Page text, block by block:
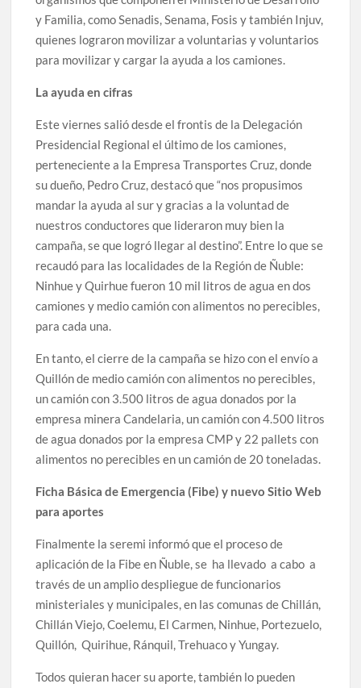
y Familia, como Senadis, Senama, Fosis y también Injuv,
quienes lograron movilizar a voluntarias y voluntarios
para movilizar y cargar la ayuda a los camiones.
La ayuda en cifras
Este viernes salió desde el frontis de la Delegación
Presidencial Regional el último de los camiones,
perteneciente a la Empresa Transportes Cruz, donde
su dueño, Pedro Cruz, destacó que “nos propusimos
mandar la ayuda al sur y gracias a la voluntad de
nuestros conductores que lideraron muy bien la
campaña, se que logró llegar al destino”. Entre lo que se
recaudó para las localidades de la Región de Ñuble:
Ninhue y Quirhue fueron 10 mil litros de agua en dos
camiones y medio camión con alimentos no perecibles,
para cada una.
En tanto, el cierre de la campaña se hizo con el envío a
Quillón de medio camión con alimentos no perecibles,
un camión con 3.500 litros de agua donados por la
empresa minera Candelaria, un camión con 4.500 litros
de agua donados por la empresa CMP y 22 pallets con
alimentos no perecibles en un camión de 20 toneladas.
Ficha Básica de Emergencia (Fibe) y nuevo Sitio Web
para aportes
Finalmente la seremi informó que el proceso de
aplicación de la Fibe en Ñuble, se ha llevado a cabo a
través de un amplio despliegue de funcionarios
ministeriales y municipales, en las comunas de Chillán,
Chillán Viejo, Coelemu, El Carmen, Ninhue, Portezuelo,
Quillón, Quirihue, Ránquil, Trehuaco y Yungay.
Todos quieran hacer su aporte, también lo pueden